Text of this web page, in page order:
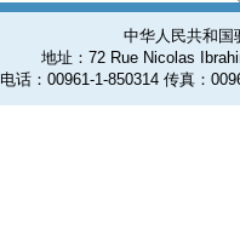
中华人民共和国
地址：72 Rue Nicolas
电话：00961-1-850314 传真：